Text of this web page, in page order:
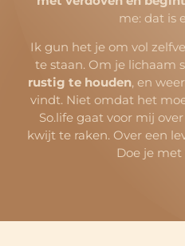
me: dat is
Ik gun het je om vol
te staan. Om je lichaam
rustig te houden, en
vindt. Niet omdat het
So.life gaat voor mij
kwijt te raken. Over een
Doe je